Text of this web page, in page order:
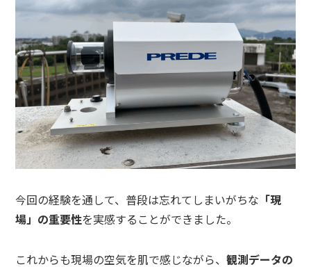
今回の経験を通して、普段は忘れてしまいがちな 「現
場」の重要性を実感することができました。
これからも現場の空気を肌で感じながら、観測データの